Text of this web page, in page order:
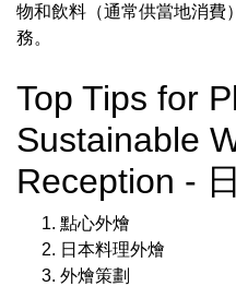
物和飲料（通常供當地消費
務。
Top Tips for
Sustainable
Reception -
點心外燴
日本料理外燴
外燴策劃